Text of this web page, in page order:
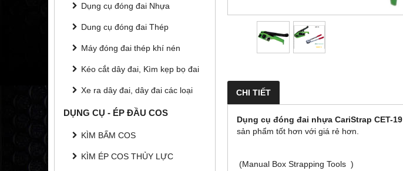
Dụng cụ đóng đai Nhựa
Dung cụ đóng đai Thép
Máy đóng đai thép khí nén
Kéo cắt dây đai, Kìm kẹp bọ đai
Xe ra dây đai, dây đai các loại
DỤNG CỤ - ÉP ĐẦU COS
KÌM BẤM COS
KÌM ÉP COS THỦY LỰC
CHI TIẾT
Dụng cụ đóng đai nhựa CariStrap CET-19
sản phẩm tốt hơn với giá rẻ hơn.
(Manual Box Strapping Tools )